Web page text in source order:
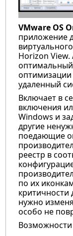
VMware OS
приложение
Horizon View.
оптимальный
оптимизации
удаленный
Включает в
включения
Windows и
другие
поедающие
реестр в
по их
критичности
нужно
особо не